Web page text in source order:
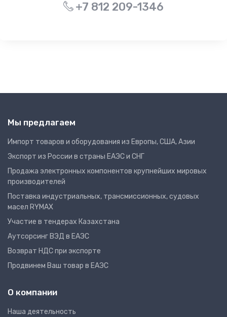
+7 812 209-1346
Мы предлагаем
Импорт товаров и оборудования из Европы, США, Азии
Экспорт из России в страны ЕАЭС и СНГ
Продажа электронных компонентов крупнейших мировых
производителей
Поставка индустриальных, трансмиссионных, судовых
масел RYMAX
Участие в тендерах Казахстана
Аутсорсинг ВЭД в ЕАЭС
Возврат НДС при экспорте
Продвинем Ваш товар в ЕАЭС
О компании
Наша деятельность